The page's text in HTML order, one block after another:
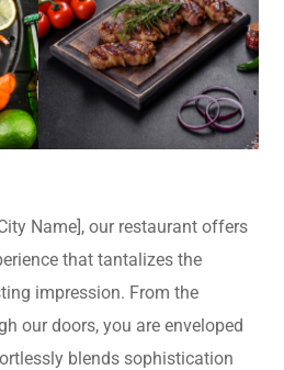
Name], our restaurant offers
that tantalizes the
impression. From the
our doors, you are enveloped
blends sophistication